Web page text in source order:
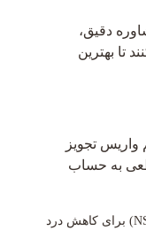
دقیق،
تا بهترین
واریس تجویز
به حساب
داروهای ضدالتهاب غیراستروئیدی (NSAIDs) برای کاهش درد